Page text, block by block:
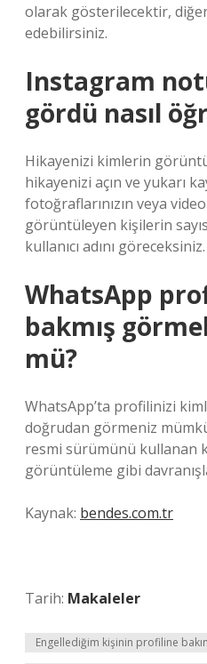
olarak gösterilecektir,
edebilirsiniz.
Instagram
gördü nasıl
Hikayenizi kimlerin
hikayenizi açın ve yukarı
fotoğraflarınızın veya
görüntüleyen kişilerin
kullanıcı adını göreceksiniz.
WhatsApp
bakmış
mü?
WhatsApp’ta profilinizi
doğrudan görmeniz
resmi sürümünü kullanan
görüntüleme gibi
Kaynak: bendes.com.tr
Tarih: Makaleler
Engellediğim kişinin profiline